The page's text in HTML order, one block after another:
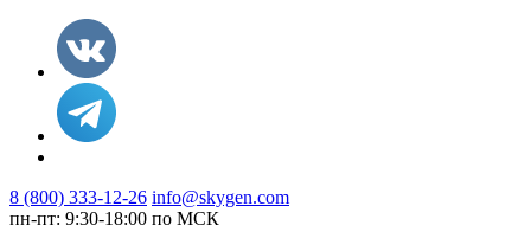
8 (800) 333-12-26 info@skygen.com
пн-пт: 9:30-18:00 по МСК